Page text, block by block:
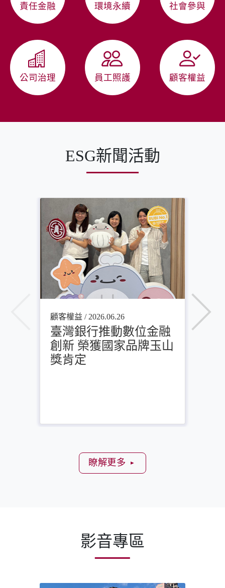
責任金融 環境永續 社會參與
公司治理 員工照護 顧客權益
ESG新聞活動
顧客權益 / 2026.06.26
臺灣銀行推動數位金融
創新 榮獲國家品牌玉山
獎肯定
瞭解更多 ►
影音專區